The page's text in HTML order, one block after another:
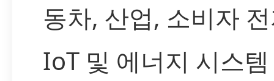
동차, 산업, 소비자
IoT 및 에너지 시스